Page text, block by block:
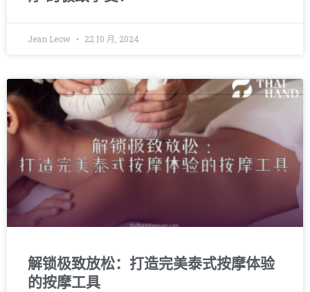
Jean Leow 22 10 月, 2024
解锁极致放松：打造完美泰式按摩体验
的按摩工具